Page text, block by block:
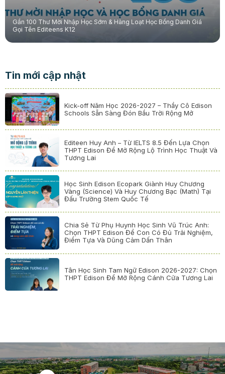
Gần 100 Thư Mời Nhập Học Sớm & Hàng Loạt Học Bổng Danh Giá
Gọi Tên Editeens K12
Tin mới cập nhật
Kick-off Năm Học 2026-2027 – Thầy Cô Edison
Schools Sẵn Sàng Đón Bầu Trời Rộng Mở
Editeen Huy Anh – Từ IELTS 8.5 Đến Lựa Chọn
THPT Edison Để Mở Rộng Lộ Trình Học Thuật Và
Tương Lai
Học Sinh Edison Ecopark Giành Huy Chương
Vàng (Science) Và Huy Chương Bạc (Math) Tại
Đấu Trường Stem Quốc Tế
Chia Sẻ Từ Phụ Huynh Học Sinh Vũ Trúc Anh:
Chọn THPT Edison Để Con Có Đủ Trải Nghiệm,
Điểm Tựa Và Dũng Cảm Dấn Thân
Tân Học Sinh Tam Ngữ Edison 2026-2027: Chọn
THPT Edison Để Mở Rộng Cánh Cửa Tương Lai